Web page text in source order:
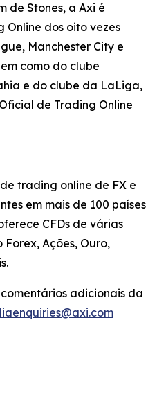
de Stones, a Axi é
Online dos oito vezes
Manchester City e
como do clube
e do clube da LaLiga,
de Trading Online
trading online de FX e
em mais de 100 países
CFDs de várias
Forex, Ações, Ouro,
adicionais da